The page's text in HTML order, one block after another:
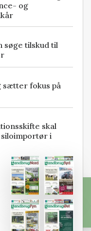
og
søge tilskud til
sætter fokus på
skal
i